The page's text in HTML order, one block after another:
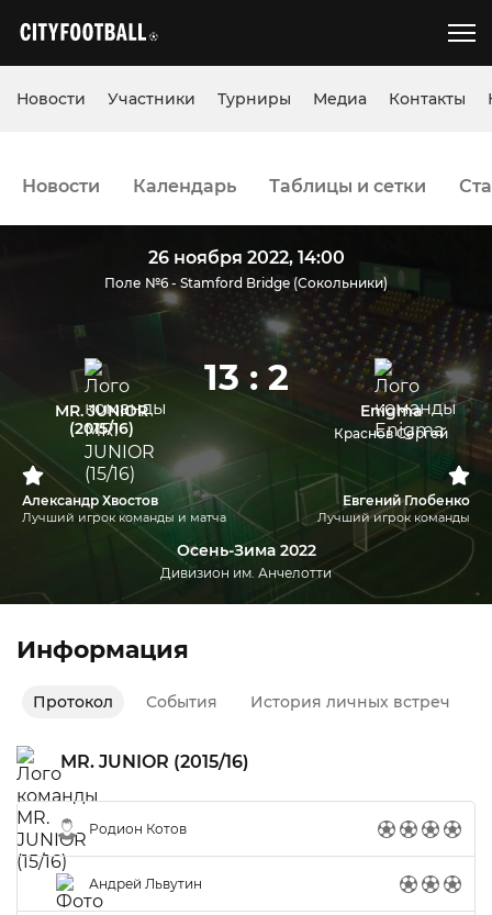
Новости Участники Турниры Медиа Контакты
Новости Календарь Таблицы и сетки
26 ноября 2022, 14:00
Поле №6 - Stamford Bridge (Сокольники)
MR. JUNIOR
(2015/16)
13 : 2
Enigma
Краснов Сергей
Александр Хвостов
Лучший игрок команды и матча
Евгений Глобенко
Лучший игрок команды
Осень-Зима 2022
Дивизион им. Анчелотти
Информация
Протокол События История личных встреч
MR. JUNIOR (2015/16)
Родион Котов
Андрей Львутин